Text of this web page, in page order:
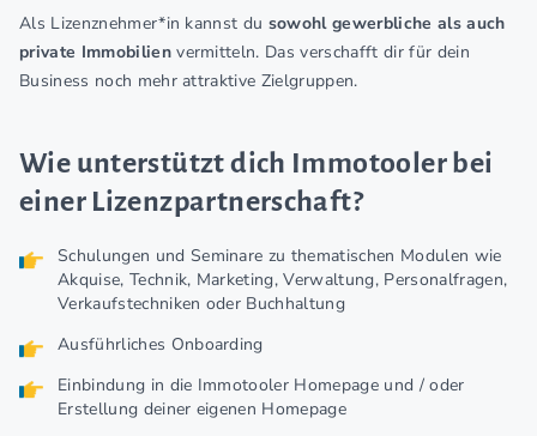
Als Lizenznehmer*in kannst du sowohl gewerbliche als auch
private Immobilienvermitteln. Das verschafft dir für dein
Business noch mehr attraktive Zielgruppen.
Wie unterstützt dich Immotooler bei
einer Lizenzpartnerschaft?
Schulungen und Seminare zu thematischen Modulen wie
Akquise, Technik, Marketing, Verwaltung, Personalfragen,
Verkaufstechniken oder Buchhaltung
Ausführliches Onboarding
Einbindung in die Immotooler Homepage und / oder
Erstellung deiner eigenen Homepage